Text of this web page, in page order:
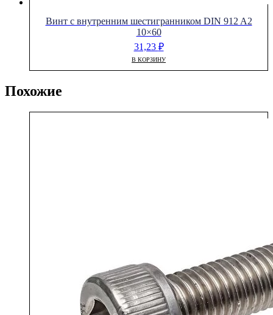
Винт с внутренним шестигранником DIN 912 A2
10×60
31,23 ₽
В КОРЗИНУ
Похожие